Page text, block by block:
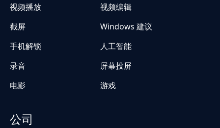
视频播放
视频编辑
截屏
Windows 建议
手机解锁
人工智能
录音
屏幕投屏
电影
游戏
公司